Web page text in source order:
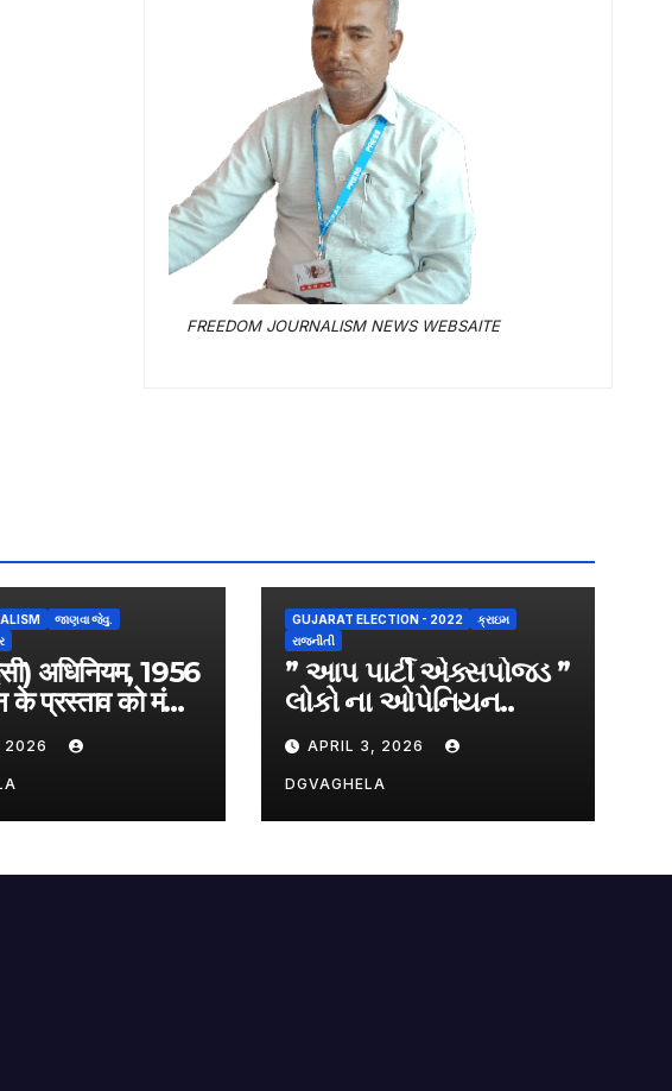
FREEDOM JOURNALISM NEWS WEBSAITE
જાણવા જેવુ.
अधिनियम, 1956
प्रस्ताव को मंजूरी
2026
GUJARAT ELECTION - 2022
ક્રાઇમ
રાજનીતી
” આપ પાર્ટી એક્સપોજડ ”
લોકો ના ઓપેનિયન..
APRIL 3, 2026
DGVAGHELA